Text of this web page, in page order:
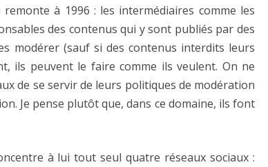
remonte à 1996 : les intermédiaires comme les
des contenus qui y sont publiés par des
modérer (sauf si des contenus interdits leurs
ils peuvent le faire comme ils veulent. On ne
de se servir de leurs politiques de modération
Je pense plutôt que, dans ce domaine, ils font
à lui tout seul quatre réseaux sociaux :